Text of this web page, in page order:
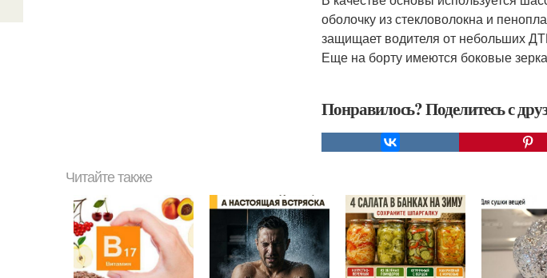
оболочку из стекловолокна и
защищает водителя от небольших
Еще на борту имеются боковые
Понравилось? Поделитесь с
Читайте также